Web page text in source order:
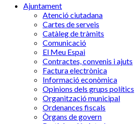
Ajuntament
Atenció ciutadana
Cartes de serveis
Catàleg de tràmits
Comunicació
El Meu Espai
Contractes, convenis i ajuts
Factura electrònica
Informació econòmica
Opinions dels grups polítics
Organització municipal
Ordenances fiscals
Òrgans de govern